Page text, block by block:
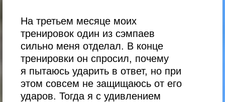
На третьем месяце моих
тренировок один из сэмпаев
сильно меня отделал. В конце
тренировки он спросил, почему
я пытаюсь ударить в ответ, но при
этом совсем не защищаюсь от его
ударов. Тогда я с удивлением